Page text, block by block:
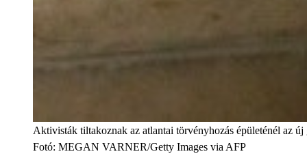
Aktivisták tiltakoznak az atlantai törvényhozás épületénél az
Fotó: MEGAN VARNER/Getty Images via AFP